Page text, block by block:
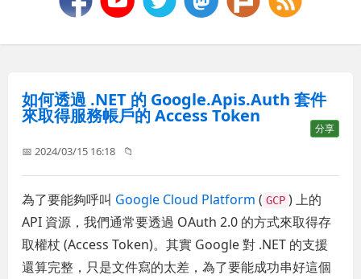
如何透過 .NET 的 Google.Apis.Auth 套件
來取得服務帳戶的 Access Token
分享
📅 2024/03/15 16:18 📁
為了要能夠呼叫 Google Cloud Platform ( GCP ) 上的
API 資源，我們通常要透過 OAuth 2.0 的方式來取得存
取權杖 (Access Token)。其實 Google 對 .NET 的支援
還算完整，只是文件寫的太差，為了要能成功串好這個